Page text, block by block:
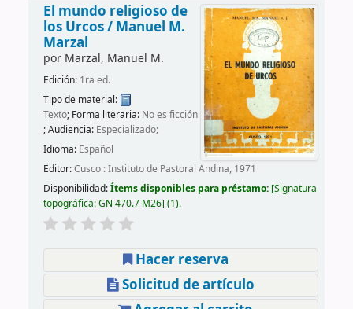
El mundo religioso de
los Urcos / Manuel M.
Marzal
por Marzal, Manuel M.
Edición: 1ra ed.
Tipo de material:
Texto; Forma literaria: No es ficción
; Audiencia: Especializado;
Idioma: Español
Editor:Cusco : Instituto de Pastoral Andina, 1971
Disponibilidad:Ítems disponibles para préstamo: Signatura
topográfica:GN 470.7 M26 (1).
Hacer reserva
Solicitud de artículo